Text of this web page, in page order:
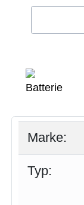
Marke:
Typ: